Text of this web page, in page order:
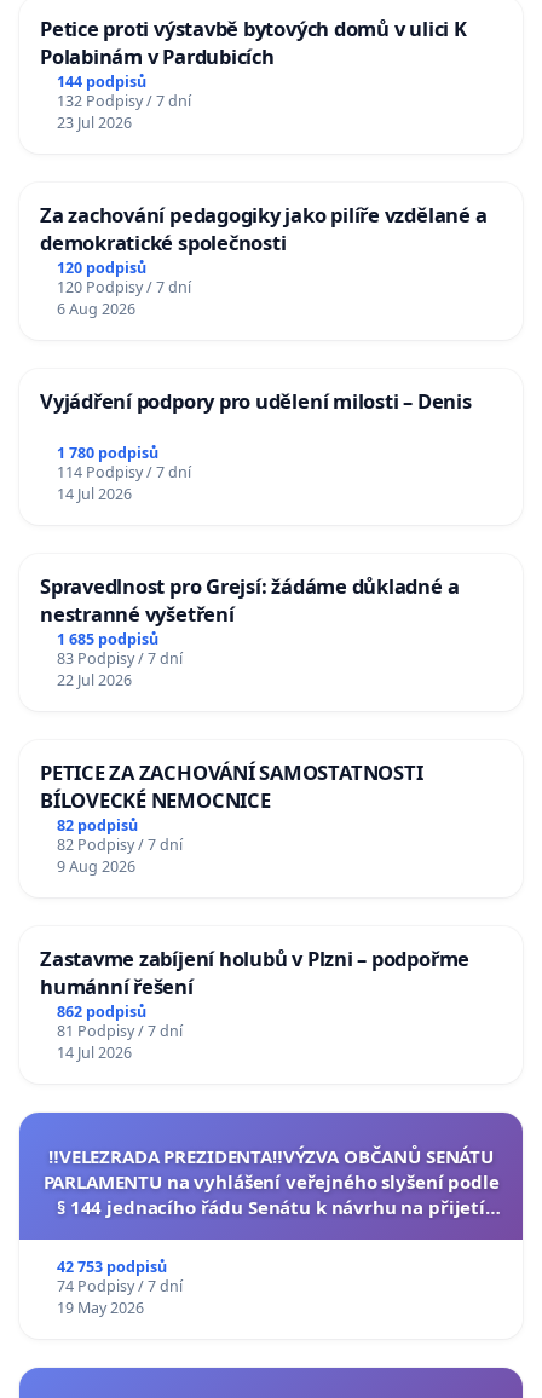
Petice proti výstavbě bytových domů v ulici K
Polabinám v Pardubicích
144 podpisů
132 Podpisy / 7 dní
23 Jul 2026
Za zachování pedagogiky jako pilíře vzdělané a
demokratické společnosti
120 podpisů
120 Podpisy / 7 dní
6 Aug 2026
Vyjádření podpory pro udělení milosti – Denis
1 780 podpisů
114 Podpisy / 7 dní
14 Jul 2026
Spravedlnost pro Grejsí: žádáme důkladné a
nestranné vyšetření
1 685 podpisů
83 Podpisy / 7 dní
22 Jul 2026
PETICE ZA ZACHOVÁNÍ SAMOSTATNOSTI
BÍLOVECKÉ NEMOCNICE
82 podpisů
82 Podpisy / 7 dní
9 Aug 2026
Zastavme zabíjení holubů v Plzni – podpořme
humánní řešení
862 podpisů
81 Podpisy / 7 dní
14 Jul 2026
‼️VELEZRADA PREZIDENTA‼️VÝZVA OBČANŮ SENÁTU
PARLAMENTU na vyhlášení veřejného slyšení podle
§ 144 jednacího řádu Senátu k návrhu na přijetí
42 753 podpisů
74 Podpisy / 7 dní
19 May 2026